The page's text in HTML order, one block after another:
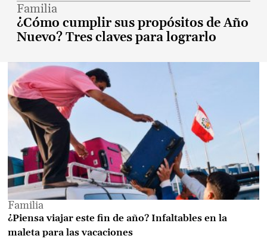
Familia
¿Cómo cumplir sus propósitos de Año
Nuevo? Tres claves para lograrlo
Familia
¿Piensa viajar este fin de año? Infaltables en la
maleta para las vacaciones